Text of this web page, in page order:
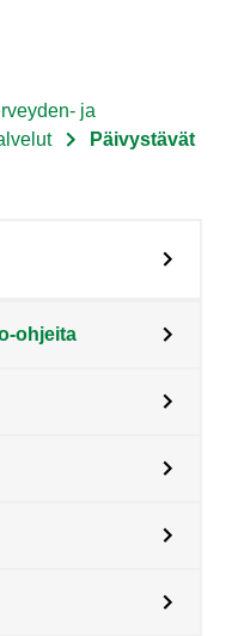
ja
Päivystävät
ohjeita